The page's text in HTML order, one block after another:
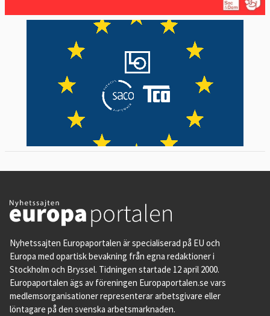
Nyhetssajten Europaportalen är specialiserad på EU och
Europa med opartisk bevakning från egna redaktioner i
Stockholm och Bryssel. Tidningen startade 12 april 2000.
Europaportalen ägs av föreningen Europaportalen.se vars
medlemsorganisationer representerar arbetsgivare eller
löntagare på den svenska arbetsmarknaden.